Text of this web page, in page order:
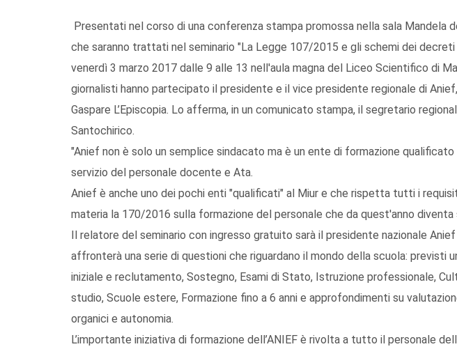
Presentati nel corso di una conferenza stampa promossa nella sala Mandela
che saranno trattati nel seminario "La Legge 107/2015 e gli schemi dei decreti
venerdì 3 marzo 2017 dalle 9 alle 13 nell'aula magna del Liceo Scientifico di
giornalisti hanno partecipato il presidente e il vice presidente regionale di
Gaspare L’Episcopia. Lo afferma, in un comunicato stampa, il segretario
Santochirico.
"Anief non è solo un semplice sindacato ma è un ente di formazione
servizio del personale docente e Ata.
Anief è anche uno dei pochi enti "qualificati" al Miur e che rispetta tutti i
materia la 170/2016 sulla formazione del personale che da quest'anno
Il relatore del seminario con ingresso gratuito sarà il presidente nazionale
affronterà una serie di questioni che riguardano il mondo della scuola: previsti
iniziale e reclutamento, Sostegno, Esami di Stato, Istruzione professionale,
studio, Scuole estere, Formazione fino a 6 anni e approfondimenti su
organici e autonomia.
L’importante iniziativa di formazione dell’ANIEF è rivolta a tutto il personale